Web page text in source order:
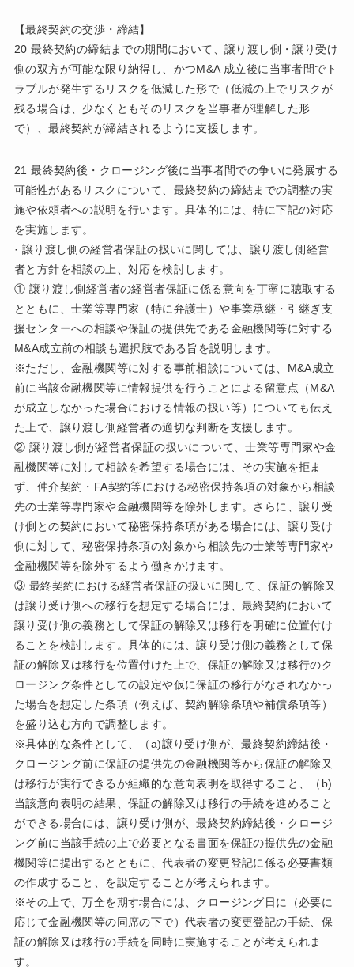
【最終契約の交渉・締結】
20 最終契約の締結までの期間において、譲り渡し側・譲り受け
側の双方が可能な限り納得し、かつM&A 成立後に当事者間でト
ラブルが発生するリスクを低減した形で（低減の上でリスクが
残る場合は、少なくともそのリスクを当事者が理解した形
で）、最終契約が締結されるように支援します。
21 最終契約後・クロージング後に当事者間での争いに発展する
可能性があるリスクについて、最終契約の締結までの調整の実
施や依頼者への説明を行います。具体的には、特に下記の対応
を実施します。
· 譲り渡し側の経営者保証の扱いに関しては、譲り渡し側経営
者と方針を相談の上、対応を検討します。
① 譲り渡し側経営者の経営者保証に係る意向を丁寧に聴取する
とともに、士業等専門家（特に弁護士）や事業承継・引継ぎ支
援センターへの相談や保証の提供先である金融機関等に対する
M&A成立前の相談も選択肢である旨を説明します。
※ただし、金融機関等に対する事前相談については、M&A成立
前に当該金融機関等に情報提供を行うことによる留意点（M&A
が成立しなかった場合における情報の扱い等）についても伝え
た上で、譲り渡し側経営者の適切な判断を支援します。
② 譲り渡し側が経営者保証の扱いについて、士業等専門家や金
融機関等に対して相談を希望する場合には、その実施を拒ま
ず、仲介契約・FA契約等における秘密保持条項の対象から相談
先の士業等専門家や金融機関等を除外します。さらに、譲り受
け側との契約において秘密保持条項がある場合には、譲り受け
側に対して、秘密保持条項の対象から相談先の士業等専門家や
金融機関等を除外するよう働きかけます。
③ 最終契約における経営者保証の扱いに関して、保証の解除又
は譲り受け側への移行を想定する場合には、最終契約において
譲り受け側の義務として保証の解除又は移行を明確に位置付け
ることを検討します。具体的には、譲り受け側の義務として保
証の解除又は移行を位置付けた上で、保証の解除又は移行のク
ロージング条件としての設定や仮に保証の移行がなされなかっ
た場合を想定した条項（例えば、契約解除条項や補償条項等）
を盛り込む方向で調整します。
※具体的な条件として、（a)譲り受け側が、最終契約締結後・
クロージング前に保証の提供先の金融機関等から保証の解除又
は移行が実行できるか組織的な意向表明を取得すること、（b)
当該意向表明の結果、保証の解除又は移行の手続を進めること
ができる場合には、譲り受け側が、最終契約締結後・クロージ
ング前に当該手続の上で必要となる書面を保証の提供先の金融
機関等に提出するとともに、代表者の変更登記に係る必要書類
の作成すること、を設定することが考えられます。
※その上で、万全を期す場合には、クロージング日に（必要に
応じて金融機関等の同席の下で）代表者の変更登記の手続、保
証の解除又は移行の手続を同時に実施することが考えられま
す。